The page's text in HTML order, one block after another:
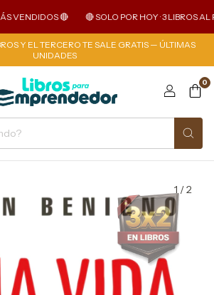
🔴 🔴 SOLO POR HOY · 3 LIBROS AL
Y EL TERCERO TE SALE GRATIS — ÚLTIMAS
UNIDADES
0
1 /2